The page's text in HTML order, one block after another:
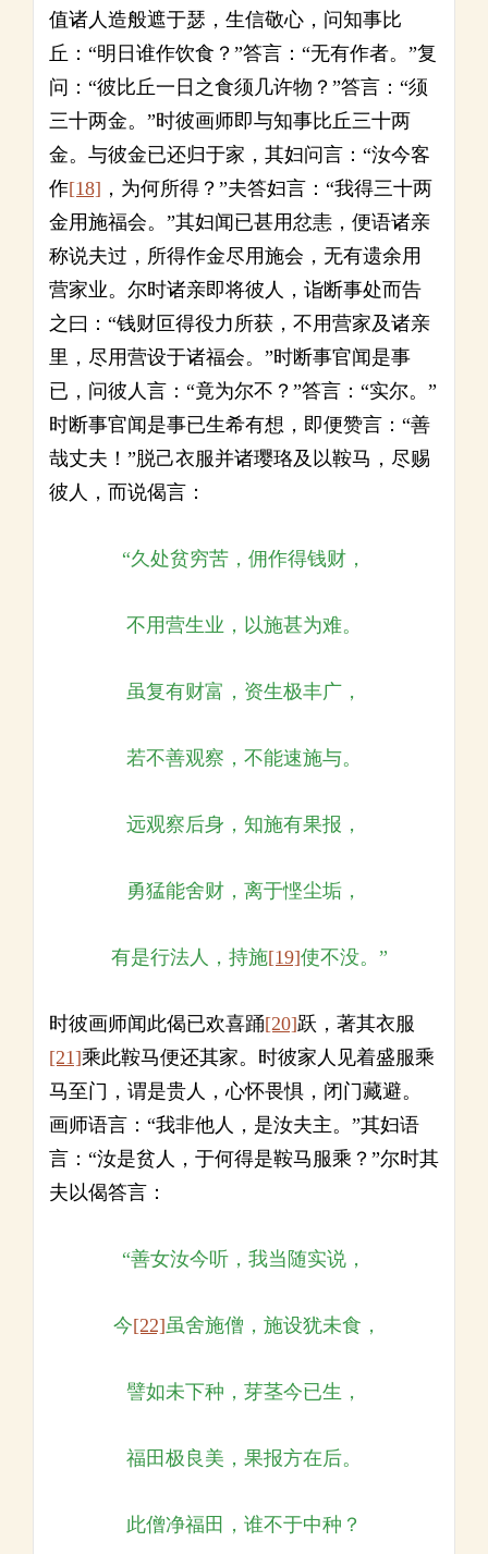
值诸人造般遮于瑟，生信敬心，问知事比
丘：“明日谁作饮食？”答言：“无有作者。”复
问：“彼比丘一日之食须几许物？”答言：“须
三十两金。”时彼画师即与知事比丘三十两
金。与彼金已还归于家，其妇问言：“汝今客
作[18] ，为何所得？”夫答妇言：“我得三十两
金用施福会。”其妇闻已甚用忿恚，便语诸亲
称说夫过，所得作金尽用施会，无有遗余用
营家业。尔时诸亲即将彼人，诣断事处而告
之曰：“钱财叵得役力所获，不用营家及诸亲
里，尽用营设于诸福会。”时断事官闻是事
已，问彼人言：“竟为尔不？”答言：“实尔。”
时断事官闻是事已生希有想，即便赞言：“善
哉丈夫！”脱己衣服并诸璎珞及以鞍马，尽赐
彼人，而说偈言：
“久处贫穷苦，佣作得钱财，
不用营生业，以施甚为难。
虽复有财富，资生极丰广，
若不善观察，不能速施与。
远观察后身，知施有果报，
勇猛能舍财，离于悭尘垢，
有是行法人，持施[19]使不没。”
时彼画师闻此偈已欢喜踊[20]跃，著其衣服
[21]乘此鞍马便还其家。时彼家人见着盛服乘
马至门，谓是贵人，心怀畏惧，闭门藏避。
画师语言：“我非他人，是汝夫主。”其妇语
言：“汝是贫人，于何得是鞍马服乘？”尔时其
夫以偈答言：
“善女汝今听，我当随实说，
今[22]虽舍施僧，施设犹未食，
譬如未下种，芽茎今已生，
福田极良美，果报方在后。
此僧净福田，谁不于中种？